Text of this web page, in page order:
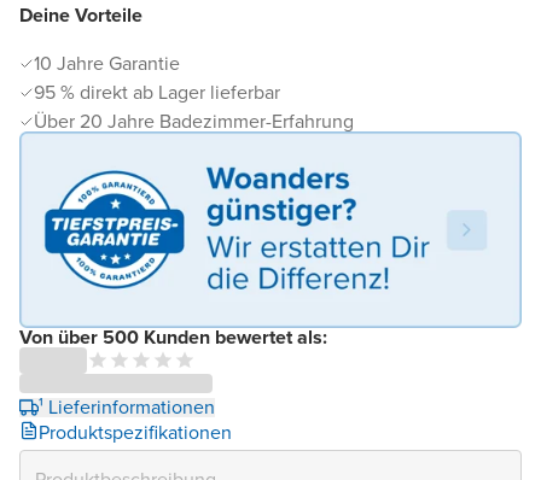
Deine Vorteile
10 Jahre Garantie
95 % direkt ab Lager lieferbar
Über 20 Jahre Badezimmer-Erfahrung
Von über 500 Kunden bewertet als:
¹ Lieferinformationen
Produktspezifikationen